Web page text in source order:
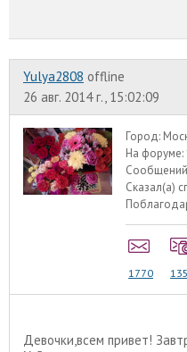
Yulya2808 offline
26 авг. 2014 г., 15:02:09
Город:
На форуме:
Сказал(а)
1770 135
Девочки,всем привет!